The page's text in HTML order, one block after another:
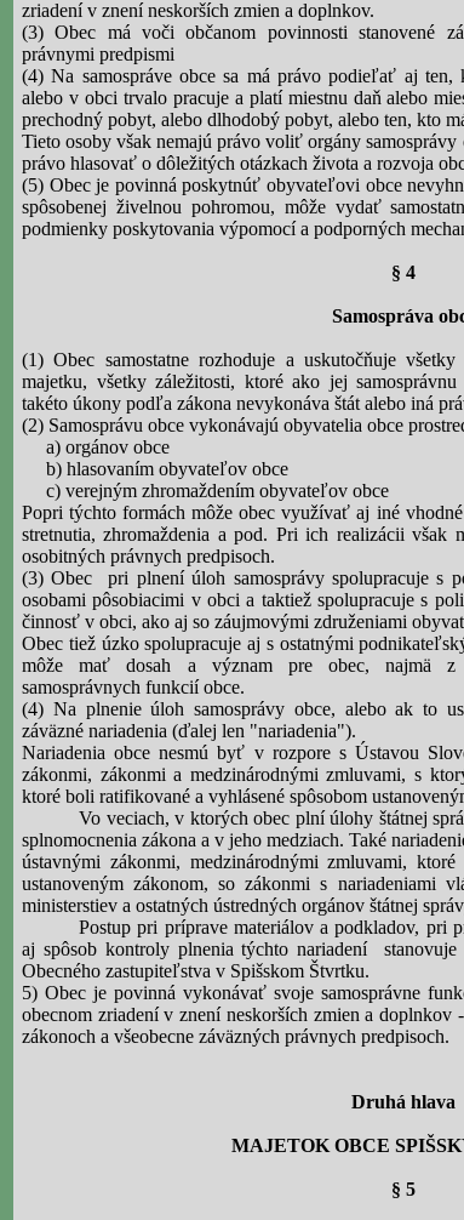
zriadení v znení neskorších zmien a doplnkov.
(3) Obec má voči občanom povinnosti stanovené
právnymi predpismi
(4) Na samospráve obce sa má právo podieľať aj
alebo v obci trvalo pracuje a platí miestnu daň alebo
prechodný pobyt, alebo dlhodobý pobyt, alebo ten, kto
Tieto osoby však nemajú právo voliť orgány
právo hlasovať o dôležitých otázkach života a rozvoja
(5) Obec je povinná poskytnúť obyvateľovi obce
spôsobenej živelnou pohromou, môže vydať
podmienky poskytovania výpomocí a podporných
§ 4
Samospráva
(1) Obec samostatne rozhoduje a uskutočňuje
majetku, všetky záležitosti, ktoré ako jej
takéto úkony podľa zákona nevykonáva štát alebo iná
(2) Samosprávu obce vykonávajú obyvatelia obce
a) orgánov obce
b) hlasovaním obyvateľov obce
c) verejným zhromaždením obyvateľov obce
Popri týchto formách môže obec využívať aj iné
stretnutia, zhromaždenia a pod. Pri ich realizácii však
osobitných právnych predpisoch.
(3) Obec
pri plnení úloh samosprávy spolupracuje s
osobami pôsobiacimi v obci a taktiež spolupracuje s
činnosť v obci, ako aj so záujmovými združeniami
Obec tiež úzko spolupracuje aj s ostatnými
môže mať dosah a význam pre obec, najmä z
samosprávnych funkcií obce.
(4) Na plnenie úloh samosprávy obce, alebo ak to
záväzné nariadenia (ďalej len "nariadenia").
Nariadenia obce nesmú byť v rozpore s Ústavou
zákonmi, zákonmi a medzinárodnými zmluvami, s
ktoré boli ratifikované a vyhlásené spôsobom
Vo veciach, v ktorých obec plní úlohy štátnej
splnomocnenia zákona a v jeho medziach. Také
ústavnými zákonmi, medzinárodnými zmluvami,
ustanoveným zákonom, so zákonmi s nariadeniami
ministerstiev a ostatných ústredných orgánov štátnej
Postup pri príprave materiálov a podkladov, pri
aj spôsob kontroly plnenia týchto nariadení
Obecného zastupiteľstva v Spišskom Štvrtku.
5) Obec je povinná vykonávať svoje samosprávne
obecnom zriadení v znení neskorších zmien a
zákonoch a všeobecne záväzných právnych predpisoch.
Druhá hlava
MAJETOK OBCE
§ 5